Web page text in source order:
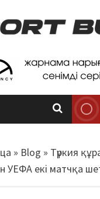
» Blog » Түркия
УЕФА екі матчқа